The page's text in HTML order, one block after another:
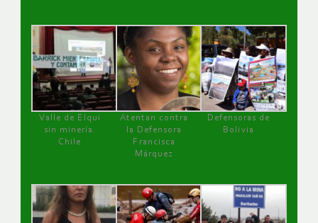
Valle de Elqui
sin minería.
Chile
Atentan contra
la Defensora
Francisca
Márquez
Defensoras de
Bolivia